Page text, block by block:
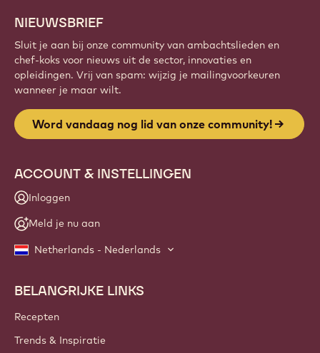
NIEUWSBRIEF
Sluit je aan bij onze community van ambachtslieden en
chef-koks voor nieuws uit de sector, innovaties en
opleidingen. Vrij van spam: wijzig je mailingvoorkeuren
wanneer je maar wilt.
Word vandaag nog lid van onze community!
ACCOUNT & INSTELLINGEN
Inloggen
Meld je nu aan
Netherlands - Nederlands
Footer
Callebaut
BELANGRIJKE LINKS
Recepten
Trends & Inspiratie